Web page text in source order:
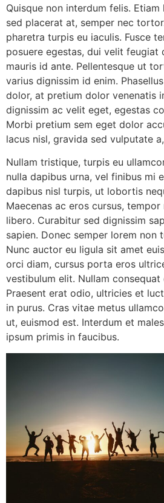
Quisque non interdum felis.
sed placerat at, semper nec
pharetra turpis eu iaculis. Fusce
posuere egestas, dui velit feugiat
mauris id ante. Pellentesque ut
varius dignissim id enim.
dolor, at pretium dolor venenatis
dignissim ac velit eget, egestas
Morbi pretium sem eget dolor
lacus nisl, gravida sed vulputate
Nullam tristique, turpis eu
nulla dapibus urna, vel finibus mi
dapibus nisl turpis, ut lobortis
Maecenas ac eros cursus,
libero. Curabitur sed dignissim
sapien. Donec semper lorem non
Nunc auctor eu ligula sit amet
orci diam, cursus porta eros
vestibulum elit. Nullam
Praesent erat odio, ultricies et
in purus. Cras vitae metus
ut, euismod est. Interdum et
ipsum primis in faucibus.